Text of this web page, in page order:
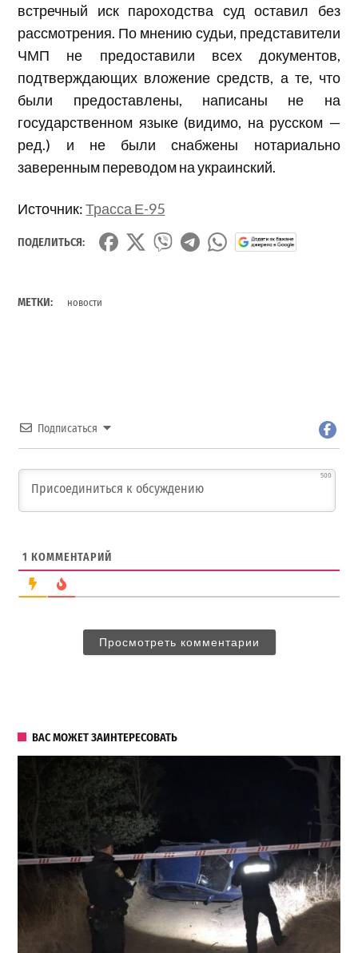
встречный иск пароходства суд оставил без
рассмотрения. По мнению судьи, представители
ЧМП не предоставили всех документов,
подтверждающих вложение средств, а те, что
были предоставлены, написаны не на
государственном языке (видимо, на русском —
ред.) и не были снабжены нотариально
заверенным переводом на украинский.
Источник:Трасса Е-95
ПОДЕЛИТЬСЯ:
МЕТКИ: новости
Подписаться
500
1 КОММЕНТАРИЙ
Просмотреть комментарии
ВАС МОЖЕТ ЗАИНТЕРЕСОВАТЬ